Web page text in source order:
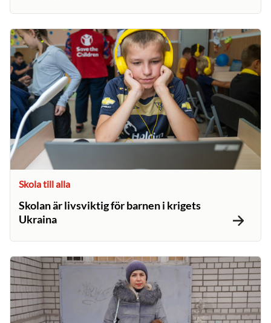
Skola till alla
Skolan är livsviktig för barnen i krigets
Ukraina